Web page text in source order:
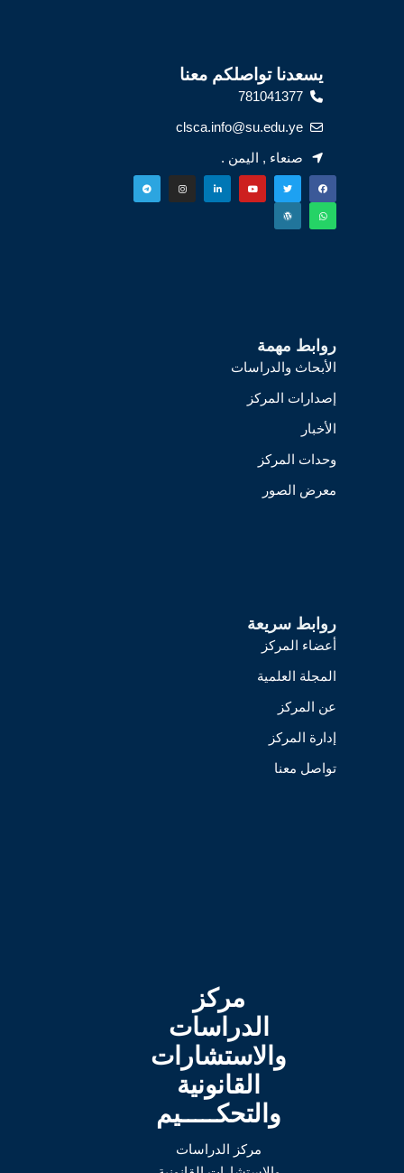
يسعدنا تواصلكم معنا
781041377
clsca.info@su.edu.ye
صنعاء , اليمن .
روابط مهمة
الأبحاث والدراسات
إصدارات المركز
الأخبار
وحدات المركز
معرض الصور
روابط سريعة
أعضاء المركز
المجلة العلمية
عن المركز
إدارة المركز
تواصل معنا
مركز
الدراسات
والاستشارات
القانونية
والتحكـــــيم
مركز الدراسات